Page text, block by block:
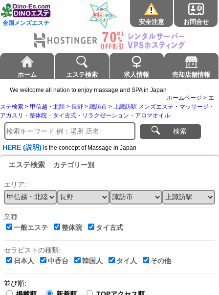
全国メンズエステ 安全注意 お問合せ
ホーム エステ検索 求人情報 売却店舗情報
We welcome all nation to enjoy massage and SPA in Japan
ホームページ > エ
ステ検索 > 甲信越・北陸 > 長野 > 諏訪市 > 上諏訪駅 メンズエステ・マッサージ・
アカスリ・整体院・タイ古式・リラクゼーション・アロマオイル
検索
HERE (説明) is the concept of Massage in Japan
エステ検索 カテゴリー別
エリア:
業種:
一般エステ
整体院 タイ古式
セラピストの種類:
日本人
中香台 韓国人 タイ人 その他
並び順: